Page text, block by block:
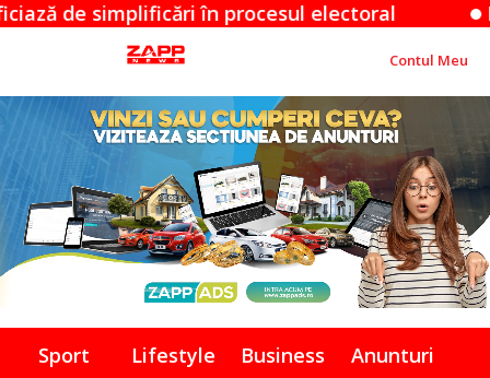
în procesul electoral Măsuri
Contul Meu
Sport Lifestyle Business Anunturi